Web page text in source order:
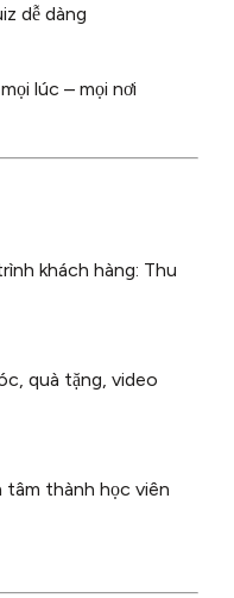
dễ dàng
lúc – mọi nơi
khách hàng: Thu
quà tặng, video
tâm thành học viên